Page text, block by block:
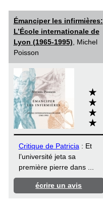
Émanciper les infirmières:
L’École internationale de
Lyon (1965-1995) , Michel
Poisson
Critique de Patricia : Et
l’université jeta sa
première pierre dans ...
écrire un avis